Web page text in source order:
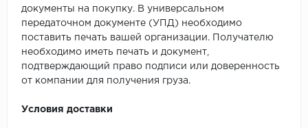
документы на покупку. В универсальном
передаточном документе (УПД) необходимо
поставить печать вашей организации. Получателю
необходимо иметь печать и документ,
подтверждающий право подписи или доверенность
от компании для получения груза.
Условия доставки